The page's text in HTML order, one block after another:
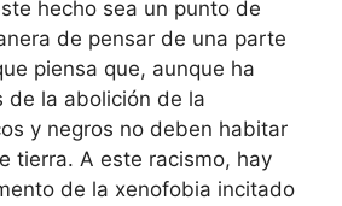
hecho sea un punto de
de pensar de una parte
piensa que, aunque ha
de la abolición de la
y negros no deben habitar
tierra. A este racismo, hay
de la xenofobia incitado